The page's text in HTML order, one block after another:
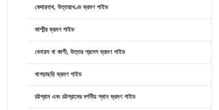
কেদারনাথ, উত্তরাখণ্ড ভ্রমণ গাইড
কাশ্মীর ভ্রমণ গাইড
বেনারস বা কাশী, উত্তর প্রদেশ ভ্রমণ গাইড
খাগড়াছড়ি ভ্রমণ গাইড
চট্টগ্রাম এবং চট্টগ্রামের দর্শনীয় স্থান ভ্রমণ গাইড